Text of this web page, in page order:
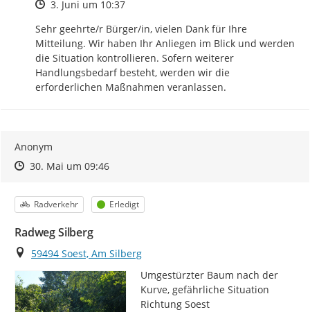
Zeitpunkt des Erstellens
3. Juni um 10:37
Sehr geehrte/r Bürger/in, vielen Dank für Ihre
Mitteilung. Wir haben Ihr Anliegen im Blick und werden
die Situation kontrollieren. Sofern weiterer
Handlungsbedarf besteht, werden wir die
erforderlichen Maßnahmen veranlassen.
Anonym
Zeitpunkt des Erstellens
Zeitpunkt des Erstellens
30. Mai um 09:46Zur Äußerung
Kategorie
Radverkehr Status
Erledigt
Radweg Silberg
Ort
59494 Soest, Am Silberg
Umgestürzter Baum nach der
Kurve, gefährliche Situation
Richtung Soest